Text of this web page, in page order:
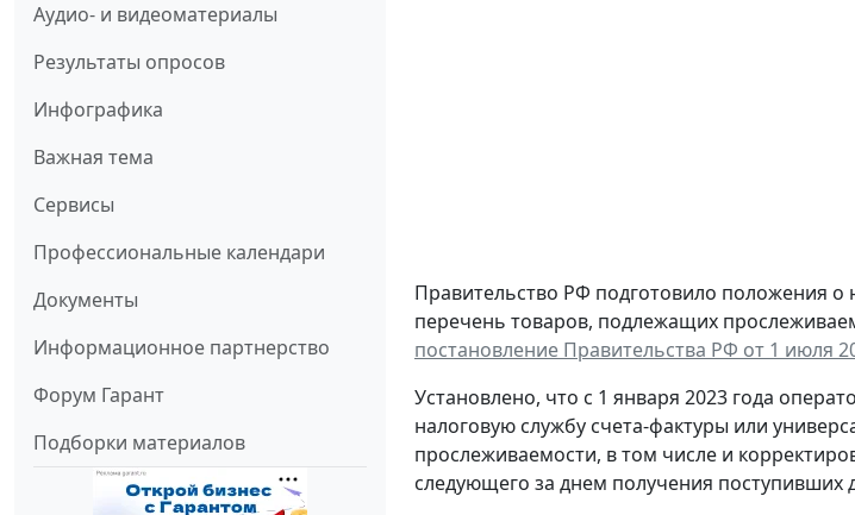
Аудио- и видеоматериалы
Результаты опросов
Инфографика
Важная тема
Сервисы
Профессиональные календари
Документы
Информационное партнерство
Форум Гарант
Подборки материалов
Правительство РФ подготовило положения о
перечень товаров, подлежащих
постановление Правительства РФ от 1 июля
Установлено, что с 1 января 2023 года
налоговую службу счета-фактуры или
прослеживаемости, в том числе и
следующего за днем получения поступивших